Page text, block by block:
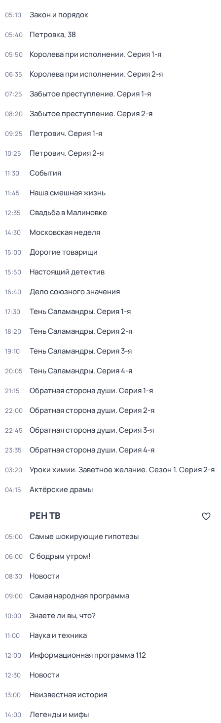
05:10 Закон и порядок
05:40 Петровка, 38
05:50 Королева при исполнении. Серия 1-я
06:35 Королева при исполнении. Серия 2-я
07:25 Забытое преступление. Серия 1-я
08:20 Забытое преступление. Серия 2-я
09:25 Петрович. Серия 1-я
10:25 Петрович. Серия 2-я
11:30 События
11:45 Наша смешная жизнь
12:35 Свадьба в Малиновке
14:30 Московская неделя
15:00 Дорогие товарищи
15:50 Настоящий детектив
16:40 Дело союзного значения
17:30 Тень Саламандры. Серия 1-я
18:20 Тень Саламандры. Серия 2-я
19:10 Тень Саламандры. Серия 3-я
20:05 Тень Саламандры. Серия 4-я
21:15 Обратная сторона души. Серия 1-я
22:00 Обратная сторона души. Серия 2-я
22:45 Обратная сторона души. Серия 3-я
23:35 Обратная сторона души. Серия 4-я
03:20 Уроки химии. Заветное желание. Сезон 1. Серия 2-я
04:15 Актёрские драмы
РЕН ТВ
05:00 Самые шoкиpующие гипотезы
06:00 С бодрым утром!
08:30 Новости
09:00 Самая народная программа
10:00 Знаете ли вы, что?
11:00 Наyка и теxника
12:00 Информационная программа 112
12:30 Новости
13:00 Неизвестная история
14:00 Легенды и мифы